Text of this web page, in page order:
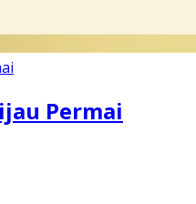
Permai